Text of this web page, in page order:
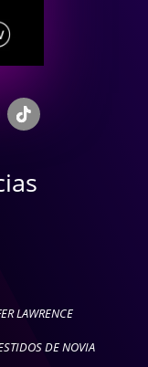
LAWRENCE
DE NOVIA